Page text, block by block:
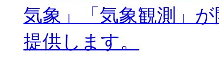
気象」「気象観測」
提供します。